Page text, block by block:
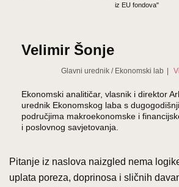
iz EU fondova"
Velimir Šonje
Glavni urednik / Ekonomski lab |
Ekonomski analitičar, vlasnik i direktor
urednik Ekonomskog laba s
područjima makroekonomske i
i poslovnog savjetovanja.
Pitanje iz naslova naizgled nema
uplata poreza, doprinosa i sličnih